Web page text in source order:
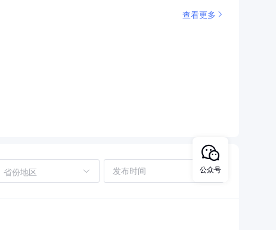
查看更多
省份地区 公众号